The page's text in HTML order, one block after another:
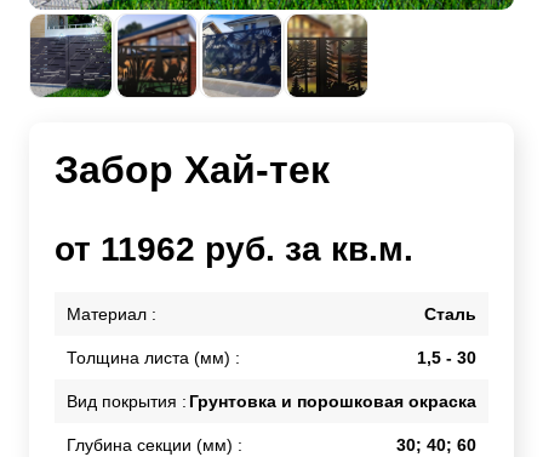
Забор Хай-тек
от 11962 руб. за кв.м.
Материал : Сталь
Толщина листа (мм) : 1,5 - 30
Вид покрытия : Грунтовка и порошковая окраска
Глубина секции (мм) : 30; 40; 60